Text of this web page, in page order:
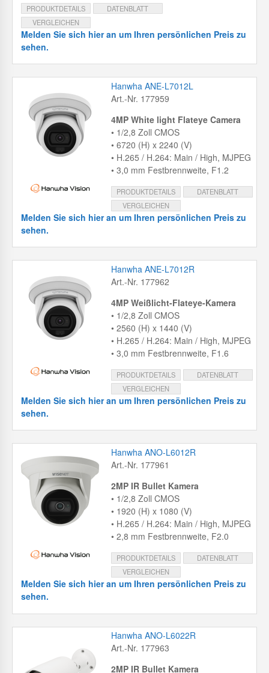
PRODUKTDETAILS
DATENBLATT
VERGLEICHEN
Melden Sie sich hier an um Ihren persönlichen Preis zu
sehen.
Hanwha ANE-L7012L
Art.-Nr. 177959
4MP White light Flateye Camera
• 1/2,8 Zoll CMOS
• 6720 (H) x 2240 (V)
• H.265 / H.264: Main / High, MJPEG
• 3,0 mm Festbrennweite, F1.2
PRODUKTDETAILS
DATENBLATT
VERGLEICHEN
Melden Sie sich hier an um Ihren persönlichen Preis zu
sehen.
Hanwha ANE-L7012R
Art.-Nr. 177962
4MP Weißlicht-Flateye-Kamera
• 1/2,8 Zoll CMOS
• 2560 (H) x 1440 (V)
• H.265 / H.264: Main / High, MJPEG
• 3,0 mm Festbrennweite, F1.6
PRODUKTDETAILS
DATENBLATT
VERGLEICHEN
Melden Sie sich hier an um Ihren persönlichen Preis zu
sehen.
Hanwha ANO-L6012R
Art.-Nr. 177961
2MP IR Bullet Kamera
• 1/2,8 Zoll CMOS
• 1920 (H) x 1080 (V)
• H.265 / H.264: Main / High, MJPEG
• 2,8 mm Festbrennweite, F2.0
PRODUKTDETAILS
DATENBLATT
VERGLEICHEN
Melden Sie sich hier an um Ihren persönlichen Preis zu
sehen.
Hanwha ANO-L6022R
Art.-Nr. 177963
2MP IR Bullet Kamera